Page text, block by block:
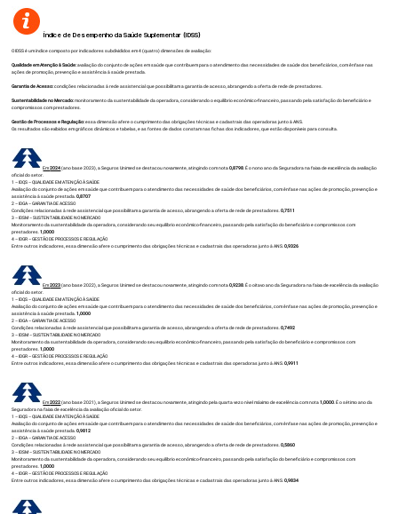
Índice de Desempenho da Saúde Suplementar (IDSS)
O IDSS é um índice composto por indicadores subdivididos em 4 (quatro) dimensões de avaliação:
Qualidade em Atenção à Saúde:avaliação do conjunto de ações em saúde que contribuem para o atendimento das necessidades de saúde dos beneficiários, com ênfase nas
ações de promoção, prevenção e assistência à saúde prestada.
Garantia de Acesso:condições relacionadas à rede assistencial que possibilitam a garantia de acesso, abrangendo a oferta de rede de prestadores.
Sustentabilidade no Mercado:monitoramento da sustentabilidade da operadora, considerando o equilíbrio econômico-financeiro, passando pela satisfação do beneficiário e
compromissos com prestadores.
Gestão de Processos e Regulação:essa dimensão afere o cumprimento das obrigações técnicas e cadastrais das operadoras junto à ANS.
Os resultados são exibidos em gráficos dinâmicos e tabelas, e as fontes de dados constam nas fichas dos indicadores, que estão disponíveis para consulta.
Em2024(ano base 2023), a Seguros Unimed se destacou novamente, atingindo com nota0,8798. É o nono ano da Seguradora na faixa de excelência da avaliação
oficial do setor.
1 – IDQS – QUALIDADE EM ATENÇÃO À SAÚDE
Avaliação do conjunto de ações em saúde que contribuem para o atendimento das necessidades de saúde dos beneficiários, com ênfase nas ações de promoção, prevenção e
assistência à saúde prestada.0,8707
2 – IDGA – GARANTIA DE ACESSO
Condições relacionadas à rede assistencial que possibilitam a garantia de acesso, abrangendo a oferta de rede de prestadores.0,7511
3 – IDSM – SUSTENTABILIDADE NO MERCADO
Monitoramento da sustentabilidade da operadora, considerando seu equilíbrio econômico-financeiro, passando pela satisfação do beneficiário e compromissos com
prestadores.1,0000
4 – IDGR – GESTÃO DE PROCESSOS E REGULAÇÃO
Entre outros indicadores, essa dimensão afere o cumprimento das obrigações técnicas e cadastrais das operadoras junto à ANS.0,9326
Em2023(ano base 2022), a Seguros Unimed se destacou novamente, atingindo com nota0,9238. É o oitavo ano da Seguradora na faixa de excelência da avaliação
oficial do setor.
1 – IDQS – QUALIDADE EM ATENÇÃO À SAÚDE
Avaliação do conjunto de ações em saúde que contribuem para o atendimento das necessidades de saúde dos beneficiários, com ênfase nas ações de promoção, prevenção e
assistência à saúde prestada.1,0000
2 – IDGA – GARANTIA DE ACESSO
Condições relacionadas à rede assistencial que possibilitam a garantia de acesso, abrangendo a oferta de rede de prestadores.0,7492
3 – IDSM – SUSTENTABILIDADE NO MERCADO
Monitoramento da sustentabilidade da operadora, considerando seu equilíbrio econômico-financeiro, passando pela satisfação do beneficiário e compromissos com
prestadores.1,0000
4 – IDGR – GESTÃO DE PROCESSOS E REGULAÇÃO
Entre outros indicadores, essa dimensão afere o cumprimento das obrigações técnicas e cadastrais das operadoras junto à ANS.0,9911
Em2022 (ano base 2021), a Seguros Unimed se destacou novamente, atingindo pela quarta vez o nível máximo de excelência com nota1,0000. É o sétimo ano da
Seguradora na faixa de excelência da avaliação oficial do setor.
1 – IDQS – QUALIDADE EM ATENÇÃO À SAÚDE
Avaliação do conjunto de ações em saúde que contribuem para o atendimento das necessidades de saúde dos beneficiários, com ênfase nas ações de promoção, prevenção e
assistência à saúde prestada.0,9812
2 – IDGA – GARANTIA DE ACESSO
Condições relacionadas à rede assistencial que possibilitam a garantia de acesso, abrangendo a oferta de rede de prestadores.0,5860
3 – IDSM – SUSTENTABILIDADE NO MERCADO
Monitoramento da sustentabilidade da operadora, considerando seu equilíbrio econômico-financeiro, passando pela satisfação do beneficiário e compromissos com
prestadores.1,0000
4 – IDGR – GESTÃO DE PROCESSOS E REGULAÇÃO
Entre outros indicadores, essa dimensão afere o cumprimento das obrigações técnicas e cadastrais das operadoras junto à ANS.0,9834